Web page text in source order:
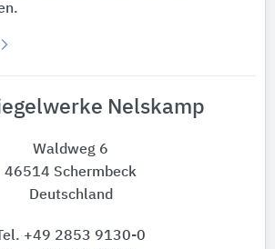
Nelskamp
Waldweg 6
46514 Schermbeck
Deutschland
Tel. +49 2853 9130-0